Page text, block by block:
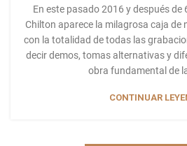
En este pasado 2016 y después de
Chilton aparece la milagrosa caja de
con la totalidad de todas las
decir demos, tomas alternativas y
obra fundamental de
CONTINUAR